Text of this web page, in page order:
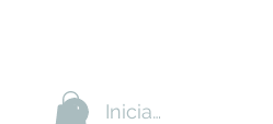
Iniciar sesión